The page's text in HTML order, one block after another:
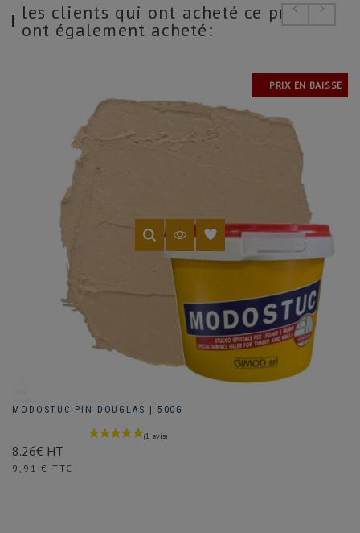
les clients qui ont acheté ce produit
ont également acheté:
PRIX EN BAISSE
MODOSTUC PIN DOUGLAS | 500G
8.26€ HT
Prix
9,91 € TTC